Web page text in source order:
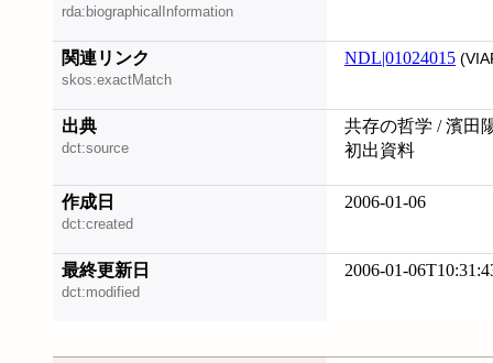
rda:biographicalInformation
関連リンク
skos:exactMatch
NDL|01024015
出典
dct:source
共存の哲学 / 濱田
初出資料
作成日
dct:created
2006-01-06
最終更新日
dct:modified
2006-01-